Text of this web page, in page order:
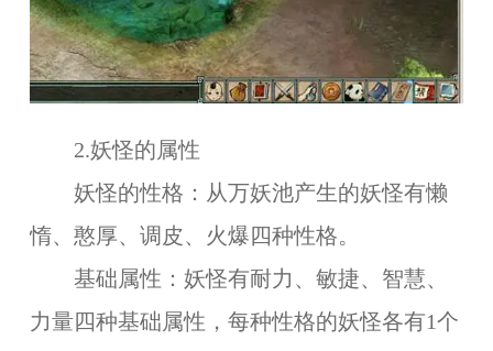
2.妖怪的属性
妖怪的性格：从万妖池产生的妖怪有懒
惰、憨厚、调皮、火爆四种性格。
基础属性：妖怪有耐力、敏捷、智慧、
力量四种基础属性，每种性格的妖怪各有1个